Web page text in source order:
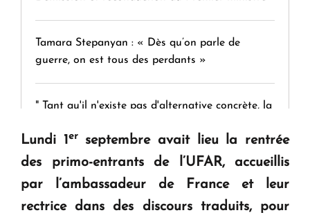
Tamara Stepanyan : « Dès qu’on parle de
guerre, on est tous des perdants »
" Tant qu'il n'existe pas d'alternative concrète, la
KASA : 30 ans d'audace, de résilience et d'avenir
en Arménie
Lundi 1er
septembre avait lieu la rentrée
des primo-entrants de l’UFAR, accueillis
par l’ambassadeur de France et leur
rectrice dans des discours traduits, pour